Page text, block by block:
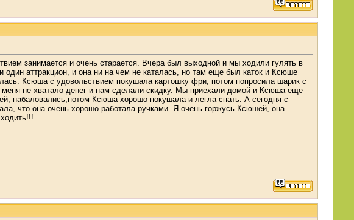
занимается и очень старается. Вчера был выходной и мы ходили гулять в
один аттракцион, и она ни на чем не каталась, но там еще был каток и Ксюше
Ксюша с удовольствием покушала картошку фри, потом попросила шарик с
меня не хватало денег и нам сделали скидку. Мы приехали домой и Ксюша еще
набаловались,потом Ксюша хорошо покушала и легла спать. А сегодня с
что она очень хорошо работала ручками. Я очень горжусь Ксюшей, она